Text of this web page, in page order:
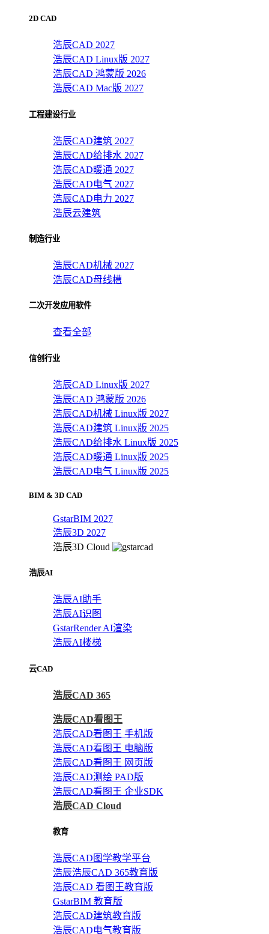
2D CAD
浩辰CAD 2027
浩辰CAD Linux版 2027
浩辰CAD 鸿蒙版 2026
浩辰CAD Mac版 2027
工程建设行业
浩辰CAD建筑 2027
浩辰CAD给排水 2027
浩辰CAD暖通 2027
浩辰CAD电气 2027
浩辰CAD电力 2027
浩辰云建筑
制造行业
浩辰CAD机械 2027
浩辰CAD母线槽
二次开发应用软件
查看全部
信创行业
浩辰CAD Linux版 2027
浩辰CAD 鸿蒙版 2026
浩辰CAD机械 Linux版 2027
浩辰CAD建筑 Linux版 2025
浩辰CAD给排水 Linux版 2025
浩辰CAD暖通 Linux版 2025
浩辰CAD电气 Linux版 2025
BIM & 3D CAD
GstarBIM 2027
浩辰3D 2027
浩辰3D Cloud
浩辰AI
浩辰AI助手
浩辰AI识图
GstarRender AI渲染
浩辰AI楼梯
云CAD
浩辰CAD 365
浩辰CAD看图王
浩辰CAD看图王 手机版
浩辰CAD看图王 电脑版
浩辰CAD看图王 网页版
浩辰CAD测绘 PAD版
浩辰CAD看图王 企业SDK
浩辰CAD Cloud
教育
浩辰CAD图学教学平台
浩辰浩辰CAD 365教育版
浩辰CAD 看图王教育版
GstarBIM 教育版
浩辰CAD建筑教育版
浩辰CAD电气教育版